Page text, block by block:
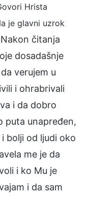
Hrista
je glavni uzrok
čitanja
dosadašnje
verujem u
i ohrabrivali
i da dobro
puta unapređen,
bolji od ljudi oko
me je da
i ko Mu je
i da sam